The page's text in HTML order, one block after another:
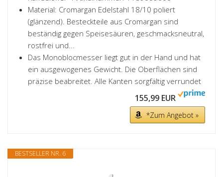
Material: Cromargan Edelstahl 18/10 poliert
(glänzend). Besteckteile aus Cromargan sind
beständig gegen Speisesäuren, geschmacksneutral,
rostfrei und...
Das Monoblocmesser liegt gut in der Hand und hat
ein ausgewogenes Gewicht. Die Oberflächen sind
präzise beabreitet. Alle Kanten sorgfältig verrundet
155,99 EUR
*Zum Angebot »
BESTSELLER NR. 6